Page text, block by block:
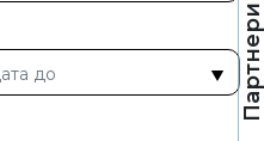
Партнери